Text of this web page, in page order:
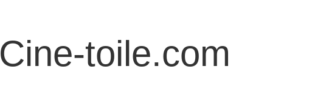
Cine-toile.com